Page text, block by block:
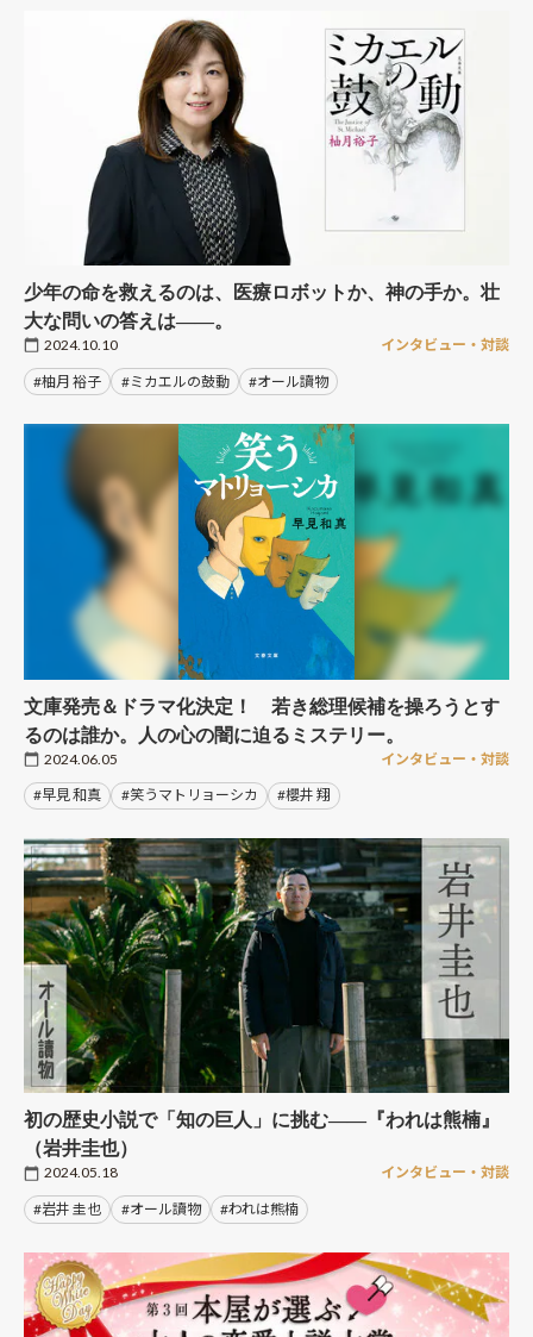
少年の命を救えるのは、医療ロボットか、神の手か。壮
大な問いの答えは――。
2024.10.10 インタビュー・対談
#柚月 裕子 #ミカエルの鼓動 #オール讀物
文庫発売＆ドラマ化決定！ 若き総理候補を操ろうとす
るのは誰か。人の心の闇に迫るミステリー。
2024.06.05 インタビュー・対談
#早見 和真 #笑うマトリョーシカ #櫻井 翔
初の歴史小説で「知の巨人」に挑む――『われは熊楠』
（岩井圭也）
2024.05.18 インタビュー・対談
#岩井 圭也 #オール讀物 #われは熊楠